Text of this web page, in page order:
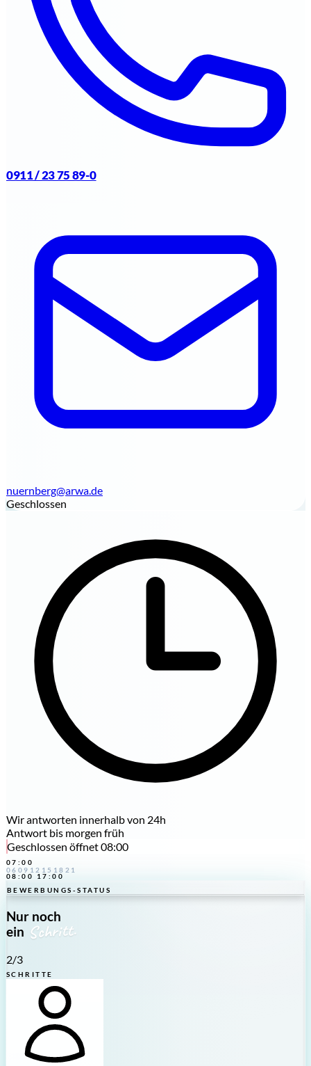
0911 / 23 75 89-0
nuernberg@arwa.de
Geschlossen
Wir antworten innerhalb von 24h
Antwort bis morgen früh
Geschlossen öffnet 08:00
07:00
06 09 12 15 18 21
08:00
17:00
BEWERBUNGS-STATUS
Nur noch
ein Schritt.
2/3
SCHRITTE